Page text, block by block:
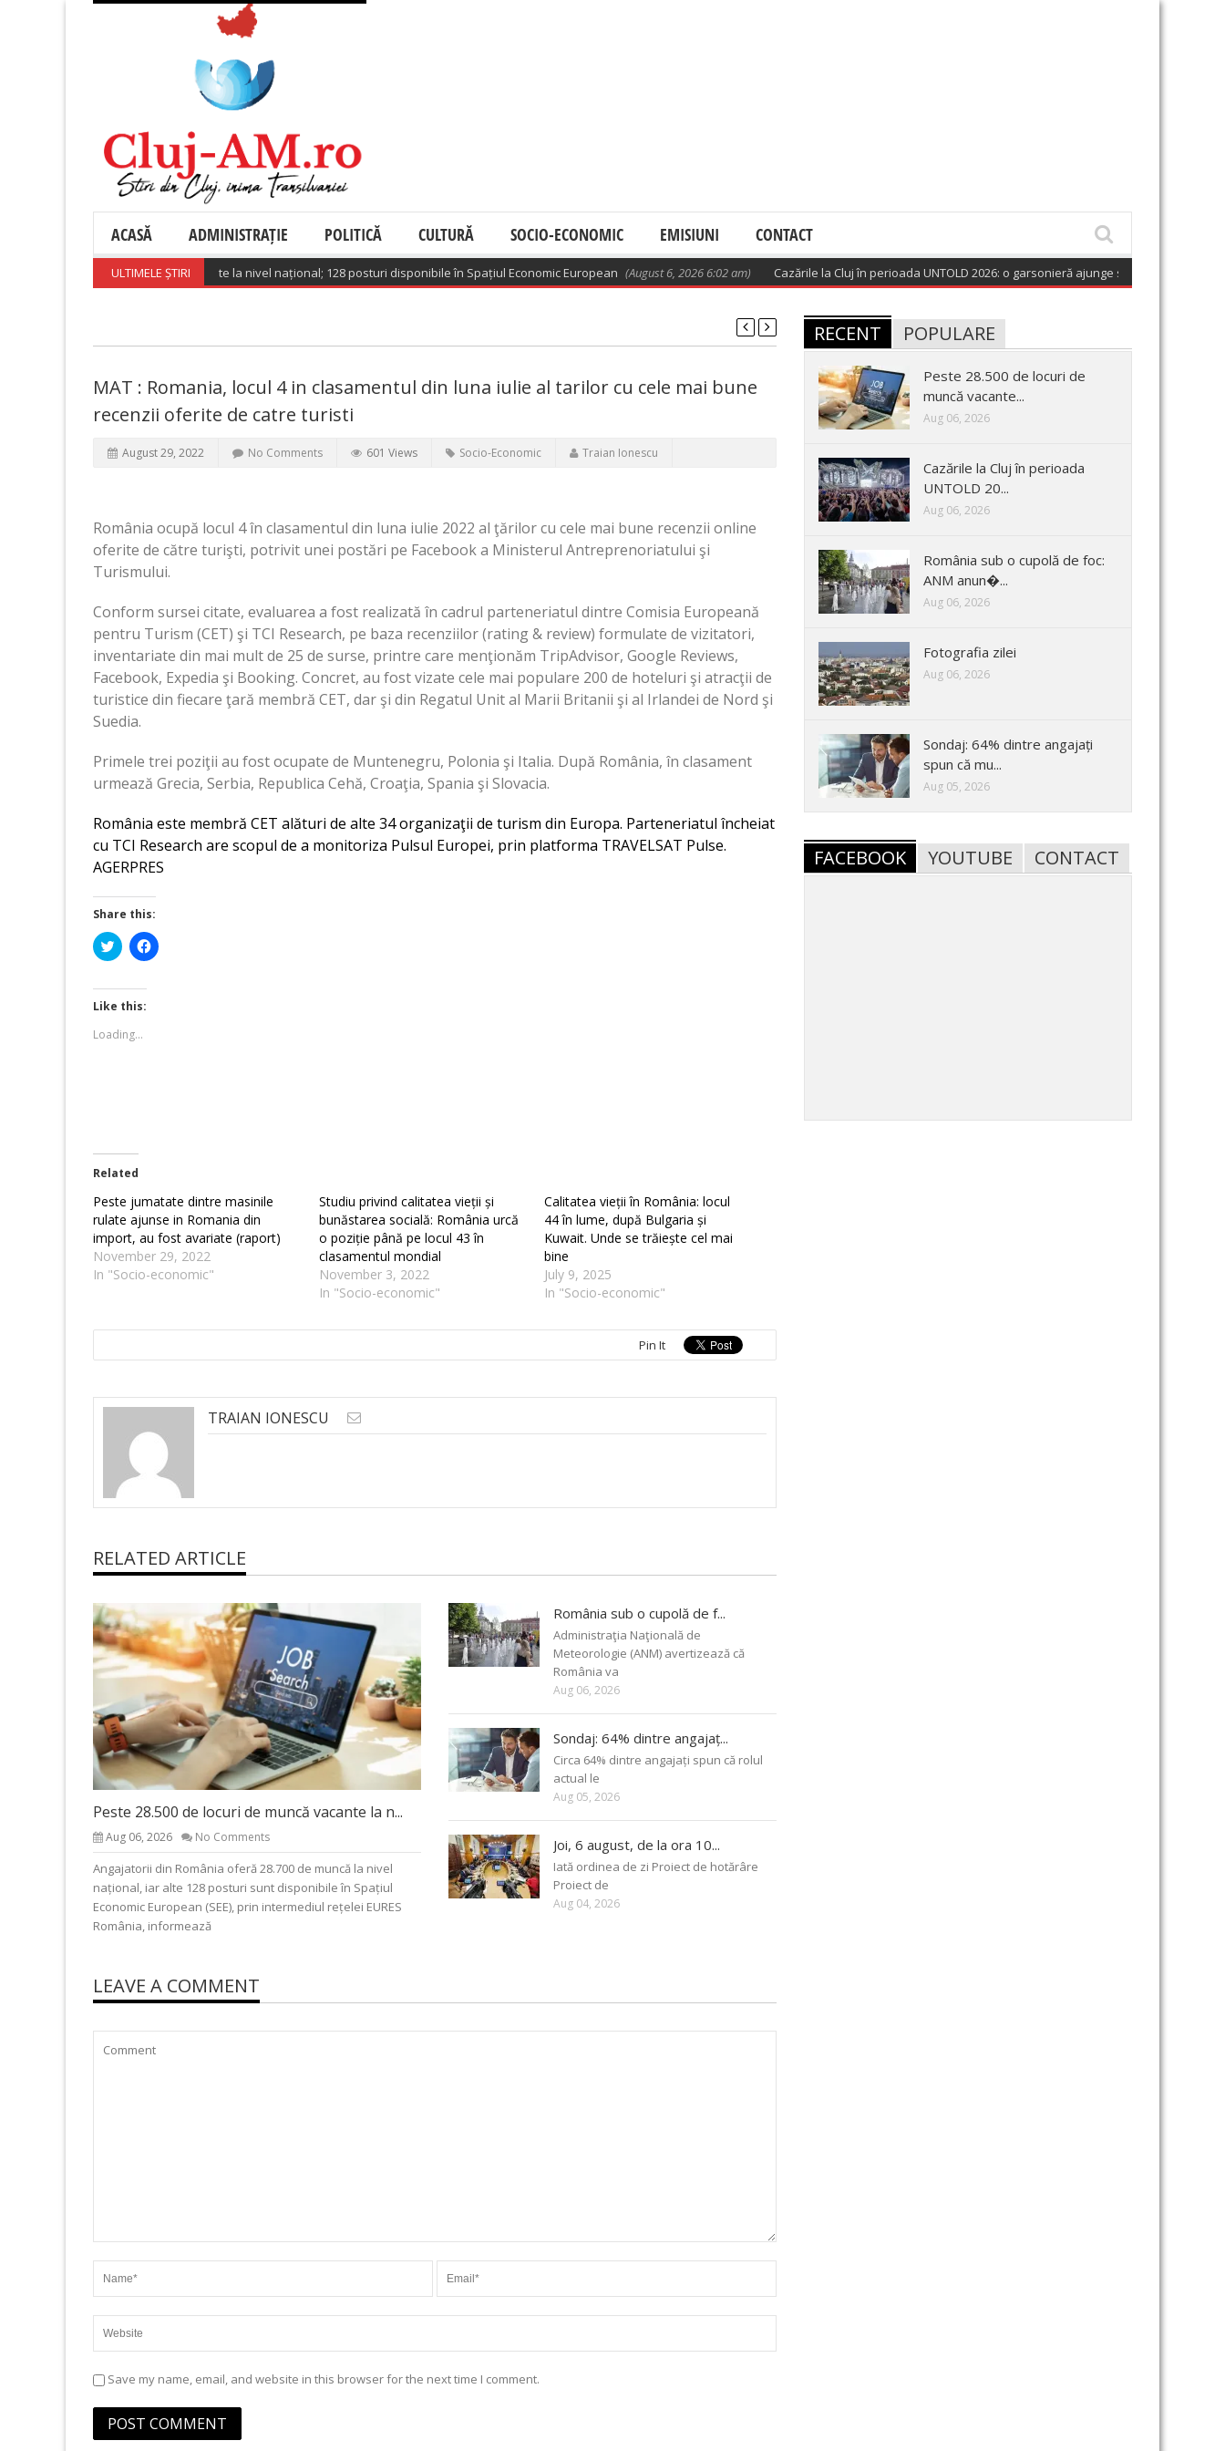
ACASĂ ADMINISTRAȚIE POLITICĂ CULTURĂ SOCIO-ECONOMIC EMISIUNI CONTACT
ULTIMELE ȘTIRI
28.500 de locuri de muncă vacante la nivel național; 128 posturi disponibile în Spațiul Economic European (August 6, 2026 6:02 am) Cazările la Cluj în perioada UNTOLD 2026: o garsonieră ajunge să coste pe noapte
MAT : Romania, locul 4 in clasamentul din luna iulie al tarilor cu cele mai bune
recenzii oferite de catre turisti
August 29, 2022 No Comments 601 Views Socio-Economic Traian Ionescu
România ocupă locul 4 în clasamentul din luna iulie 2022 al ţărilor cu cele mai bune recenzii online
oferite de către turişti, potrivit unei postări pe Facebook a Ministerul Antreprenoriatului şi
Turismului.
Conform sursei citate, evaluarea a fost realizată în cadrul parteneriatul dintre Comisia Europeană
pentru Turism (CET) şi TCI Research, pe baza recenziilor (rating & review) formulate de vizitatori,
inventariate din mai mult de 25 de surse, printre care menţionăm TripAdvisor, Google Reviews,
Facebook, Expedia şi Booking. Concret, au fost vizate cele mai populare 200 de hoteluri şi atracţii de
turistice din fiecare ţară membră CET, dar şi din Regatul Unit al Marii Britanii şi al Irlandei de Nord şi
Suedia.
Primele trei poziţii au fost ocupate de Muntenegru, Polonia şi Italia. După România, în clasament
urmează Grecia, Serbia, Republica Cehă, Croaţia, Spania şi Slovacia.
România este membră CET alături de alte 34 organizaţii de turism din Europa. Parteneriatul încheiat
cu TCI Research are scopul de a monitoriza Pulsul Europei, prin platforma TRAVELSAT Pulse.
AGERPRES
Share this:
Click
to
Twitter
(Opens
in
new
window)
Click
to
Like this:
Loading...
Related
Peste jumatate dintre masinile
rulate ajunse in Romania din
import, au fost avariate (raport)
November 29, 2022
In "Socio-economic"
Studiu privind calitatea vieții și
bunăstarea socială: România urcă
o poziție până pe locul 43 în
clasamentul mondial
November 3, 2022
In "Socio-economic"
Calitatea vieții în România: locul
44 în lume, după Bulgaria și
Kuwait. Unde se trăiește cel mai
bine
July 9, 2025
In "Socio-economic"
Pin It
TRAIAN IONESCU
RELATED ARTICLE
Peste 28.500 de locuri de muncă vacante la n...
Aug 06, 2026 No Comments
Angajatorii din România oferă 28.700 de muncă la nivel
național, iar alte 128 posturi sunt disponibile în Spațiul
Economic European (SEE), prin intermediul rețelei EURES
România, informează
România sub o cupolă de f...
Administraţia Naţională de
Meteorologie (ANM) avertizează că
România va
Aug 06, 2026
Sondaj: 64% dintre angajaț...
Circa 64% dintre angajați spun că rolul
actual le
Aug 05, 2026
Joi, 6 august, de la ora 10...
Iată ordinea de zi Proiect de hotărâre
Proiect de
Aug 04, 2026
LEAVE A COMMENT
Save my name, email, and website in this browser for the next time I comment.
RECENT POPULARE
Peste 28.500 de locuri de
muncă vacante...
Aug 06, 2026
Cazările la Cluj în perioada
UNTOLD 20...
Aug 06, 2026
România sub o cupolă de foc:
ANM anun�...
Aug 06, 2026
Fotografia zilei
Aug 06, 2026
Sondaj: 64% dintre angajați
spun că mu...
Aug 05, 2026
FACEBOOK YOUTUBE CONTACT